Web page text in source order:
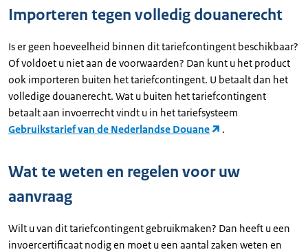
Importeren tegen volledig douanerecht
Is er geen hoeveelheid binnen dit tariefcontingent beschikbaar?
Of voldoet u niet aan de voorwaarden? Dan kunt u het product
ook importeren buiten het tariefcontingent. U betaalt dan het
volledige douanerecht. Wat u buiten het tariefcontingent
betaalt aan invoerrecht vindt u in het tariefsysteem
Gebruikstarief van de Nederlandse Douane
.
Wat te weten en regelen voor uw
aanvraag
Wilt u van dit tariefcontingent gebruikmaken? Dan heeft u een
invoercertificaat nodig en moet u een aantal zaken weten en